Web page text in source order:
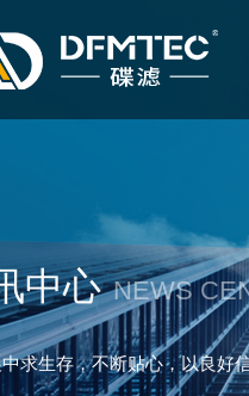
中心 NEWS
求生存，不断贴心，以良好